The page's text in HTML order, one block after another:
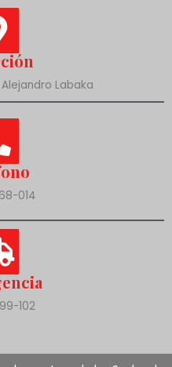
Labaka
014
102